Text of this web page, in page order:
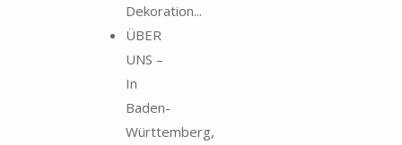
Dekoration...
ÜBER
UNS –
In
Baden-
Württemberg,